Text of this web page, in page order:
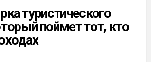
туристического
поймет тот, кто